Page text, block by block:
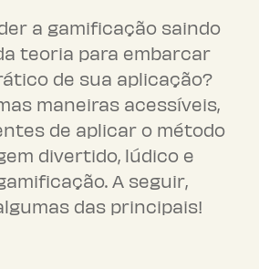
a gamificação saindo
teoria para embarcar
de sua aplicação?
maneiras acessíveis,
de aplicar o método
divertido, lúdico e
A seguir,
das principais!